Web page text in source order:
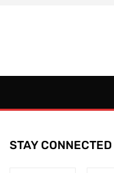
STAY CONNECTED